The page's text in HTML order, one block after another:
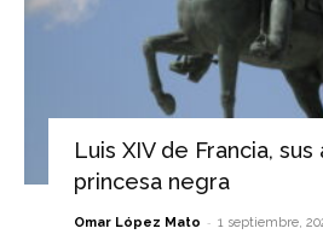
Luis XIV de Francia,
princesa negra
Omar López Mato - 1 septiembre,